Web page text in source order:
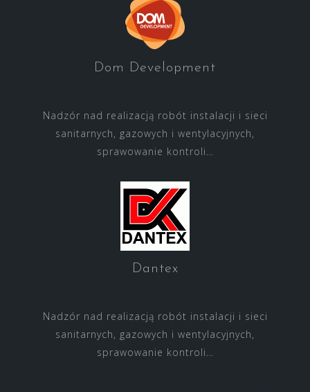
Dom Development
Nadzór nad realizacją robót instalacji i sieci
sanitarnych, gazowych i wentylacyjnych,
sprawowanie kontroli…
Dantex
Nadzór nad realizacją robót instalacji i sieci
sanitarnych, gazowych i wentylacyjnych,
sprawowanie kontroli…